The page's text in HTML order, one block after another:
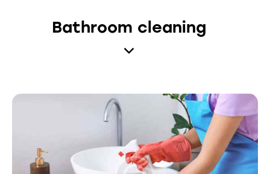
Bathroom cleaning